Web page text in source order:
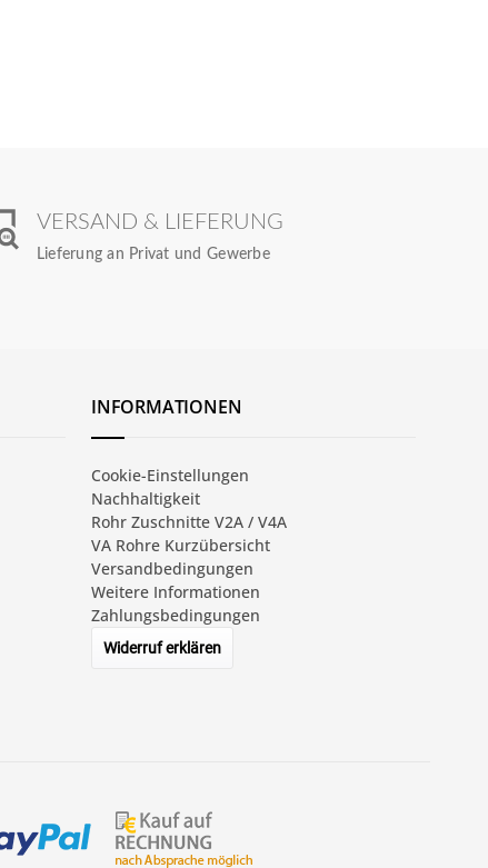
VERSAND & LIEFERUNG
Lieferung an Privat und Gewerbe
INFORMATIONEN
Cookie-Einstellungen
Nachhaltigkeit
Rohr Zuschnitte V2A / V4A
VA Rohre Kurzübersicht
Versandbedingungen
Weitere Informationen
Zahlungsbedingungen
Widerruf erklären